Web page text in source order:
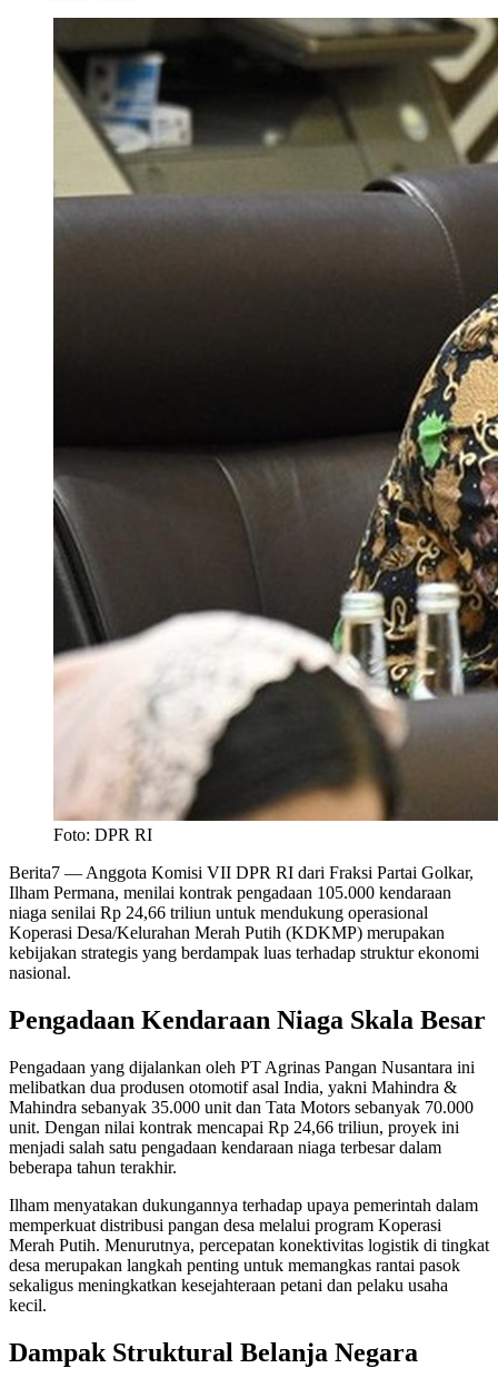
Foto: DPR RI
Berita7 — Anggota Komisi VII DPR RI dari Fraksi Partai Golkar,
Ilham Permana, menilai kontrak pengadaan 105.000 kendaraan
niaga senilai Rp 24,66 triliun untuk mendukung operasional
Koperasi Desa/Kelurahan Merah Putih (KDKMP) merupakan
kebijakan strategis yang berdampak luas terhadap struktur ekonomi
nasional.
Pengadaan Kendaraan Niaga Skala Besar
Pengadaan yang dijalankan oleh PT Agrinas Pangan Nusantara ini
melibatkan dua produsen otomotif asal India, yakni Mahindra &
Mahindra sebanyak 35.000 unit dan Tata Motors sebanyak 70.000
unit. Dengan nilai kontrak mencapai Rp 24,66 triliun, proyek ini
menjadi salah satu pengadaan kendaraan niaga terbesar dalam
beberapa tahun terakhir.
Ilham menyatakan dukungannya terhadap upaya pemerintah dalam
memperkuat distribusi pangan desa melalui program Koperasi
Merah Putih. Menurutnya, percepatan konektivitas logistik di tingkat
desa merupakan langkah penting untuk memangkas rantai pasok
sekaligus meningkatkan kesejahteraan petani dan pelaku usaha
kecil.
Dampak Struktural Belanja Negara